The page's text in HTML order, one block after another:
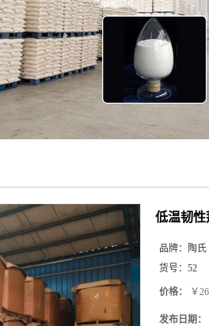
低温韧性
品牌：
陶氏
货号： 52
价格： ￥
发布日期：